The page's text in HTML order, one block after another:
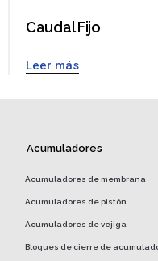
Caudal Fijo
Leer más
Acumuladores
Acumuladores de membrana
Acumuladores de pistón
Acumuladores de vejiga
Bloques de cierre de